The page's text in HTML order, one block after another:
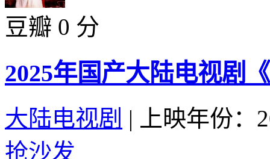
豆瓣 0 分
2025年国产大陆电视剧
大陆电视剧 |
上映年份：
抢沙发